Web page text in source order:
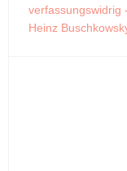
verfassungswidrig
Heinz